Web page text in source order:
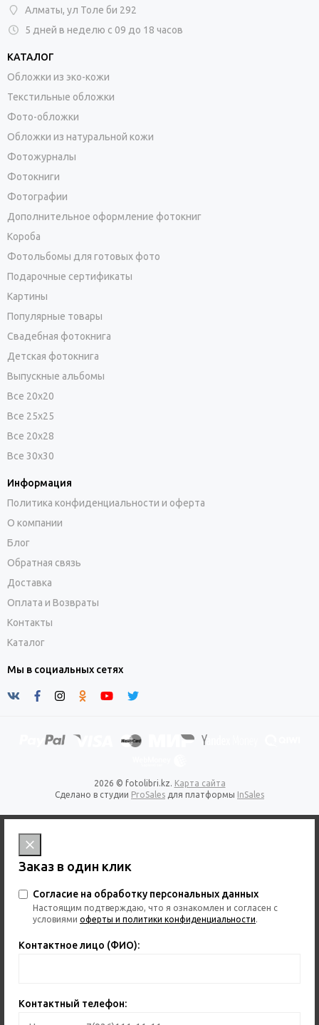
Алматы, ул Толе би 292
5 дней в неделю с 09 до 18 часов
КАТАЛОГ
Обложки из эко-кожи
Текстильные обложки
Фото-обложки
Обложки из натуральной кожи
Фотожурналы
Фотокниги
Фотографии
Дополнительное оформление фотокниг
Короба
Фотольбомы для готовых фото
Подарочные сертификаты
Картины
Популярные товары
Свадебная фотокнига
Детская фотокнига
Выпускные альбомы
Все 20х20
Все 25х25
Все 20х28
Все 30х30
Информация
Политика конфиденциальности и оферта
О компании
Блог
Обратная связь
Доставка
Оплата и Возвраты
Контакты
Каталог
Мы в социальных сетях
2026 © fotolibri.kz. Карта сайта
Сделано в студии ProSales для платформы InSales
Заказ в один клик
Согласие на обработку персональных данных
Настоящим подтверждаю, что я ознакомлен и согласен с
условиями оферты и политики конфиденциальности.
Контактное лицо (ФИО):
Контактный телефон: